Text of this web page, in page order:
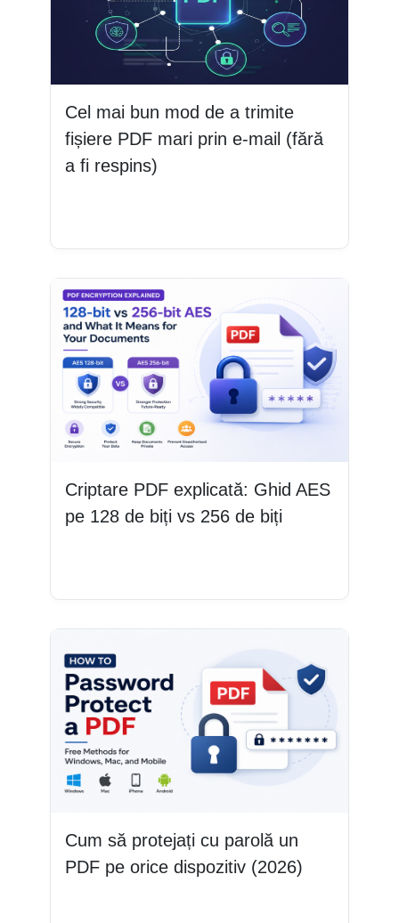
Cel mai bun mod de a trimite
fișiere PDF mari prin e-mail (fără
a fi respins)
Criptare PDF explicată: Ghid AES
pe 128 de biți vs 256 de biți
Cum să protejați cu parolă un
PDF pe orice dispozitiv (2026)